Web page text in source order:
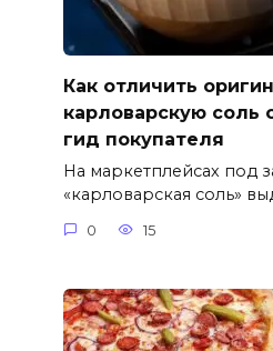
Как отличить
карловарскую соль
гид покупателя
На маркетплейсах под
«карловарская соль»
0 15